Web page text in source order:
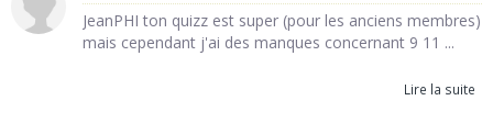
JeanPHI ton quizz est super (pour les anciens membres)
mais cependant j'ai des manques concernant 9 11 ...
Lire la suite